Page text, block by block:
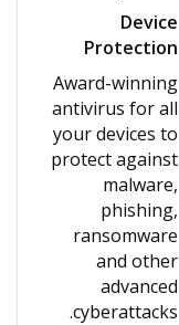
Device
Protection
Award-winning
antivirus for all
your devices to
protect against
malware,
phishing,
ransomware
and other
advanced
cyberattacks.